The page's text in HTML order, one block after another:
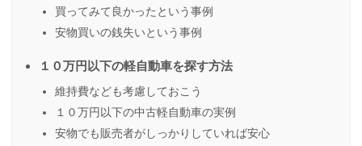
買ってみて良かったという事例
安物買いの銭失いという事例
１０万円以下の軽自動車を探す方法
維持費なども考慮しておこう
１０万円以下の中古軽自動車の実例
安物でも販売者がしっかりしていれば安心